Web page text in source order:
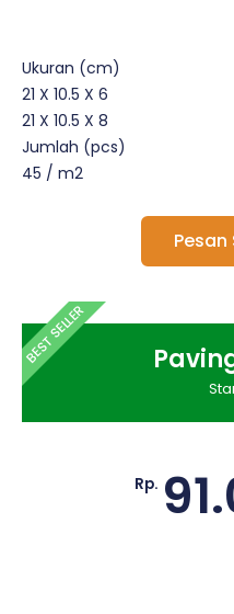
Ukuran (cm)
21 X 10.5 X 6
21 X 10.5 X 8
Jumlah (pcs)
45 / m2
BEST SELLER
Rp.